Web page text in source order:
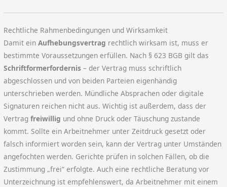
Rechtliche Rahmenbedingungen und Wirksamkeit
Damit einAufhebungsvertrag rechtlich wirksam ist, muss er
bestimmte Voraussetzungen erfüllen. Nach § 623 BGB gilt das
Schriftformerfordernis – der Vertrag muss schriftlich
abgeschlossen und von beiden Parteien eigenhändig
unterschrieben werden. Mündliche Absprachen oder digitale
Signaturen reichen nicht aus. Wichtig ist außerdem, dass der
Vertragfreiwillig und ohne Druck oder Täuschung zustande
kommt. Sollte ein Arbeitnehmer unter Zeitdruck gesetzt oder
falsch informiert worden sein, kann der Vertrag unter Umständen
angefochten werden. Gerichte prüfen in solchen Fällen, ob die
Zustimmung „frei“ erfolgte. Auch eine rechtliche Beratung vor
Unterzeichnung ist empfehlenswert, da Arbeitnehmer mit einem